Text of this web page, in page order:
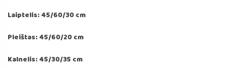
Laiptelis: 45/60/30 cm
Pleištas: 45/60/20 cm
Kalnelis: 45/30/35 cm